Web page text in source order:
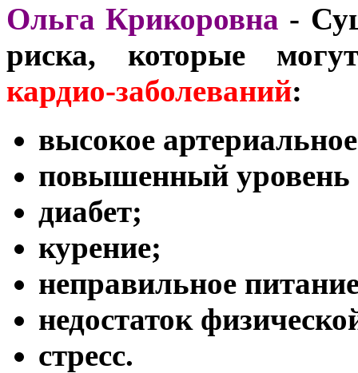
Ольга Крикоровна -
риска, которые
кардио-заболеваний:
высокое
повышенный уровень
диабет;
курение;
неправильное
недостаток
cтресс.